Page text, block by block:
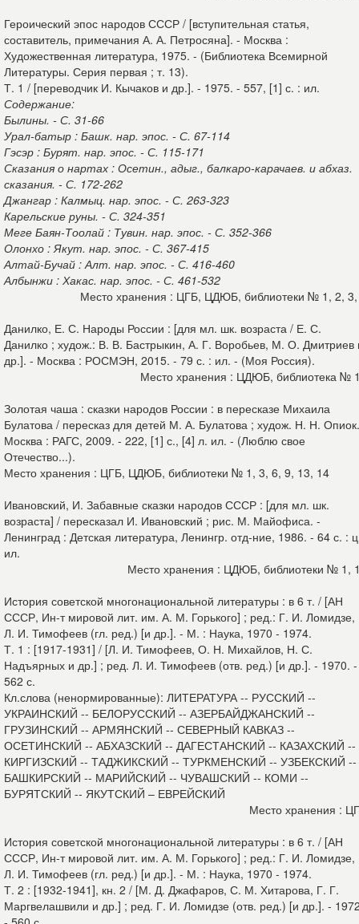
Героический эпос народов СССР / [вступительная статья,
составитель, примечания А. А. Петросяна]. - Москва :
Художественная литература, 1975. - (Библиотека Всемирной
Литературы. Серия первая ; т. 13).
Т. 1 / [переводчик И. Кычаков и др.]. - 1975. - 557, [1] с. : ил.
Содержание:
Былины. - С. 31-66
Урал-батыр : Башк. нар. эпос. - С. 67-114
Гэсэр : Бурят. нар. эпос. - С. 115-171
Сказания о нартах : Осетин., адыг., балкаро-карачаев. и абхаз.
сказания. - С. 172-262
Джангар : Калмыц. нар. эпос. - С. 263-323
Карельские руны. - С. 324-351
Меге Баян-Тоолай : Тувин. нар. эпос. - С. 352-366
Олонхо : Якут. нар. эпос. - С. 367-415
Алтай-Бучай : Алт. нар. эпос. - С. 416-460
Албынжи : Хакас. нар. эпос. - С. 461-532
Место хранения : ЦГБ, ЦДЮБ, библиотеки № 1, 2,
Данилко, Е. С. Народы России : [для мл. шк. возраста / Е. С.
Данилко ; худож.: В. В. Бастрыкин, А. Г. Воробьев, М. О. Дмитриев
др.]. - Москва : РОСМЭН, 2015. - 79 с. : ил. - (Моя Россия).
Место хранения : ЦДЮБ, библиотека №
Золотая чаша : сказки народов России : в пересказе Михаила
Булатова / пересказ для детей М. А. Булатова ; худож. Н. Н.
Москва : РАГС, 2009. - 222, [1] с., [4] л. ил. - (Люблю свое
Отечество...).
Место хранения : ЦГБ, ЦДЮБ, библиотеки № 1, 3, 6, 9, 13, 14
Ивановский, И. Забавные сказки народов СССР : [для мл. шк.
возраста] / пересказал И. Ивановский ; рис. М. Майофиса. -
Ленинград : Детская литература, Ленингр. отд-ние, 1986. - 64 с. :
ил.
Место хранения : ЦДЮБ, библиотеки № 1,
История советской многонациональной литературы : в 6 т. / [АН
СССР, Ин-т мировой лит. им. А. М. Горького] ; ред.: Г. И. Ломидзе,
Л. И. Тимофеев (гл. ред.) [и др.]. - М. : Наука, 1970 - 1974.
Т. 1 : [1917-1931] / [Л. И. Тимофеев, О. Н. Михайлов, Н. С.
Надъярных и др.] ; ред. Л. И. Тимофеев (отв. ред.) [и др.]. - 1970. -
562 с.
Кл.слова (ненормированные): ЛИТЕРАТУРА -- РУССКИЙ --
УКРАИНСКИЙ -- БЕЛОРУССКИЙ -- АЗЕРБАЙДЖАНСКИЙ --
ГРУЗИНСКИЙ -- АРМЯНСКИЙ -- СЕВЕРНЫЙ КАВКАЗ --
ОСЕТИНСКИЙ -- АБХАЗСКИЙ -- ДАГЕСТАНСКИЙ -- КАЗАХСКИЙ --
КИРГИЗСКИЙ -- ТАДЖИКСКИЙ -- ТУРКМЕНСКИЙ -- УЗБЕКСКИЙ --
БАШКИРСКИЙ -- МАРИЙСКИЙ -- ЧУВАШСКИЙ -- КОМИ --
БУРЯТСКИЙ -- ЯКУТСКИЙ – ЕВРЕЙСКИЙ
Место хранения :
История советской многонациональной литературы : в 6 т. / [АН
СССР, Ин-т мировой лит. им. А. М. Горького] ; ред.: Г. И. Ломидзе,
Л. И. Тимофеев (гл. ред.) [и др.]. - М. : Наука, 1970 - 1974.
Т. 2 : [1932-1941], кн. 2 / [М. Д. Джафаров, С. М. Хитарова, Г. Г.
Маргвелашвили и др.] ; ред. Г. И. Ломидзе (отв. ред.) [и др.]. -